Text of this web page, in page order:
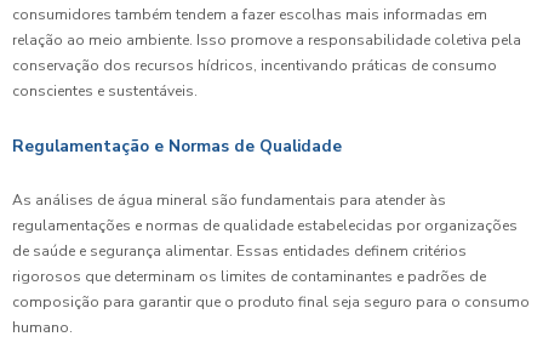
consumidores também tendem a fazer escolhas mais informadas em
relação ao meio ambiente. Isso promove a responsabilidade coletiva pela
conservação dos recursos hídricos, incentivando práticas de consumo
conscientes e sustentáveis.
Regulamentação e Normas de Qualidade
As análises de água mineral são fundamentais para atender às
regulamentações e normas de qualidade estabelecidas por organizações
de saúde e segurança alimentar. Essas entidades definem critérios
rigorosos que determinam os limites de contaminantes e padrões de
composição para garantir que o produto final seja seguro para o consumo
humano.